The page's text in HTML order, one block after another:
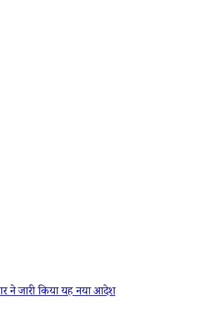
ने जारी किया यह नया आदेश